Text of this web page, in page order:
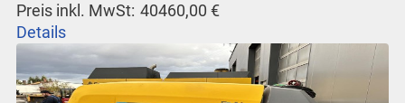
Preis inkl. MwSt: 40460,00 €
Details